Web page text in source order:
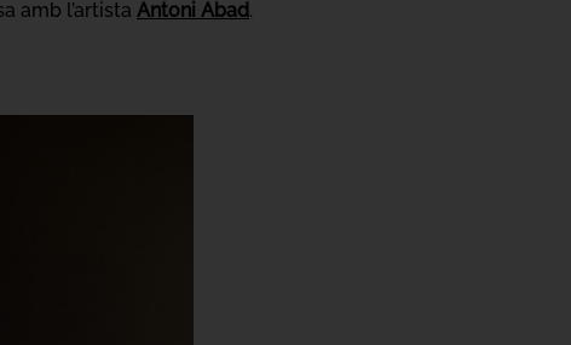
amb l’artista Antoni Abad.